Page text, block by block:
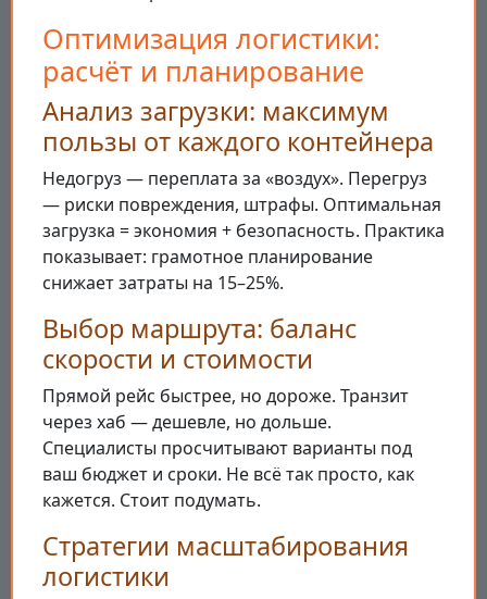
Оптимизация логистики:
расчёт и планирование
Анализ загрузки: максимум
пользы от каждого контейнера
Недогруз — переплата за «воздух». Перегруз
— риски повреждения, штрафы. Оптимальная
загрузка = экономия + безопасность. Практика
показывает: грамотное планирование
снижает затраты на 15–25%.
Выбор маршрута: баланс
скорости и стоимости
Прямой рейс быстрее, но дороже. Транзит
через хаб — дешевле, но дольше.
Специалисты просчитывают варианты под
ваш бюджет и сроки. Не всё так просто, как
кажется. Стоит подумать.
Стратегии масштабирования
логистики